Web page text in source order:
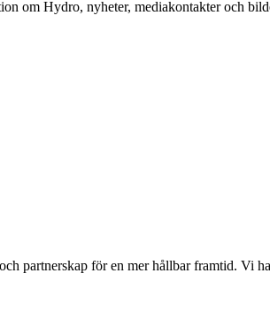
om Hydro, nyheter, mediakontakter och
partnerskap för en mer hållbar framtid. Vi